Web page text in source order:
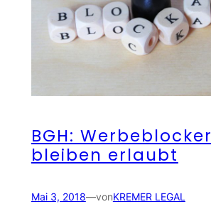
BGH: Werbeblocker
bleiben erlaubt
Mai 3, 2018—vonKREMER LEGAL